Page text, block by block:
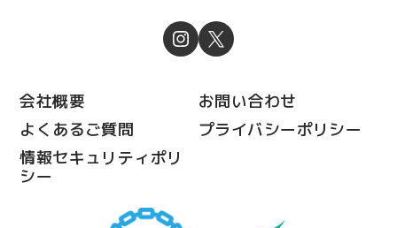
会社概要
お問い合わせ
よくあるご質問
プライバシーポリシー
情報セキュリティポリ
シー